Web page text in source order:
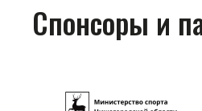
Спонсоры и